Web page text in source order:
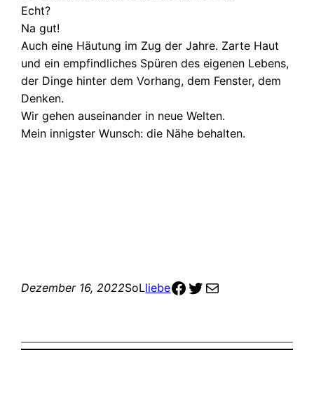
Echt?
Na gut!
Auch eine Häutung im Zug der Jahre. Zarte Haut
und ein empfindliches Spüren des eigenen Lebens,
der Dinge hinter dem Vorhang, dem Fenster, dem
Denken.
Wir gehen auseinander in neue Welten.
Mein innigster Wunsch: die Nähe behalten.
Dezember 16, 2022SoLliebezur Facebook-Seite
zum Twitter Profilmeine email Adresse